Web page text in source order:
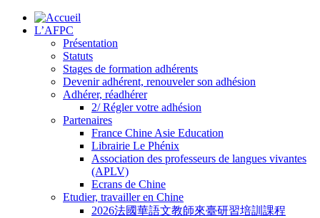
L’AFPC
Présentation
Statuts
Stages de formation adhérents
Devenir adhérent, renouveler son adhésion
Adhérer, réadhérer
2/ Régler votre adhésion
Partenaires
France Chine Asie Education
Librairie Le Phénix
Association des professeurs de langues vivantes
(APLV)
Ecrans de Chine
Etudier, travailler en Chine
2026法國華語文教師來臺研習培訓課程